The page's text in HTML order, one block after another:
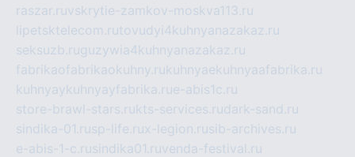
raszar.ruvskrytie-zamkov-moskva113.ru
lipetsktelecom.rutovudyi4kuhnyanazakaz.ru
seksuzb.ruguzywia4kuhnyanazakaz.ru
fabrikaofabrikaokuhny.rukuhnyaekuhnyaafabrika.ru
kuhnyaykuhnyayfabrika.rue-abis1c.ru
store-brawl-stars.rukts-services.rudark-sand.ru
sindika-01.rusp-life.rux-legion.rusib-archives.ru
e-abis-1-c.rusindika01.ruvenda-festival.ru